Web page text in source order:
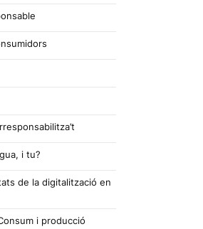
i tu?
de la digitalització en
i producció